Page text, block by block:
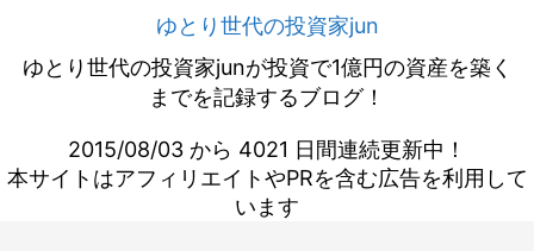
ゆとり世代の投資家jun
ゆとり世代の投資家junが投資で1億円の資産を築く
までを記録するブログ！
2015/08/03 から 4021 日間連続更新中！
本サイトはアフィリエイトやPRを含む広告を利用して
います